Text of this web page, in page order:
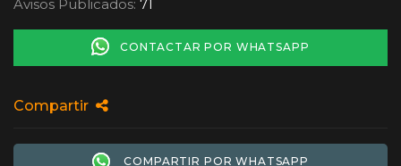
Avisos Publicados: 71
CONTACTAR POR WHATSAPP
Compartir
COMPARTIR POR WHATSAPP